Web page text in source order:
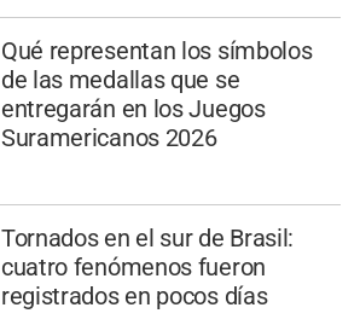
Qué representan los símbolos
de las medallas que se
entregarán en los Juegos
Suramericanos 2026
Tornados en el sur de Brasil:
cuatro fenómenos fueron
registrados en pocos días